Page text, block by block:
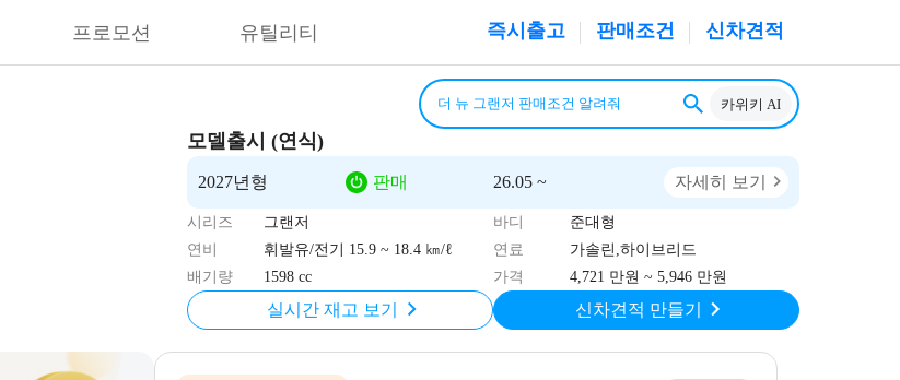
즉시출고 판매조건 신차견적
프로모션 유틸리티
카위키 AI
모델출시 (연식)
2027년형 판매 26.05 ~ 자세히 보기
시리즈 그랜저 바디
준대형
연비
휘발유/전기 15.9 ~ 18.4 ㎞/ℓ 연료
가솔린,하이브리드
배기량
1598 cc 가격 4,721 만원 ~ 5,946 만원
실시간 재고 보기 신차견적 만들기